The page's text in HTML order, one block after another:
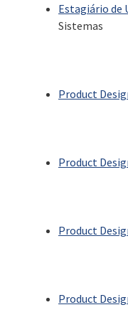
Estagiário de
Sistemas
Product
Product
Product
Product